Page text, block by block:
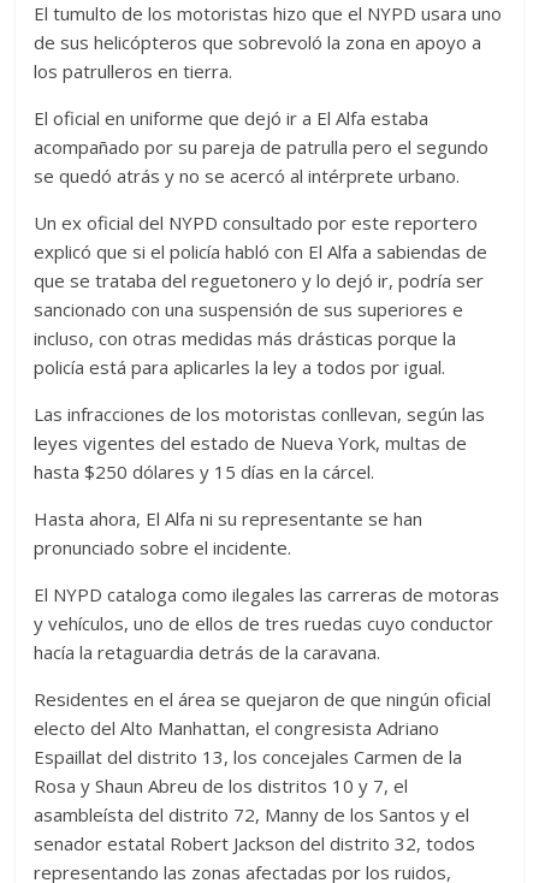
El tumulto de los motoristas hizo que el NYPD usara uno
de sus helicópteros que sobrevoló la zona en apoyo a
los patrulleros en tierra.
El oficial en uniforme que dejó ir a El Alfa estaba
acompañado por su pareja de patrulla pero el segundo
se quedó atrás y no se acercó al intérprete urbano.
Un ex oficial del NYPD consultado por este reportero
explicó que si el policía habló con El Alfa a sabiendas de
que se trataba del reguetonero y lo dejó ir, podría ser
sancionado con una suspensión de sus superiores e
incluso, con otras medidas más drásticas porque la
policía está para aplicarles la ley a todos por igual.
Las infracciones de los motoristas conllevan, según las
leyes vigentes del estado de Nueva York, multas de
hasta $250 dólares y 15 días en la cárcel.
Hasta ahora, El Alfa ni su representante se han
pronunciado sobre el incidente.
El NYPD cataloga como ilegales las carreras de motoras
y vehículos, uno de ellos de tres ruedas cuyo conductor
hacía la retaguardia detrás de la caravana.
Residentes en el área se quejaron de que ningún oficial
electo del Alto Manhattan, el congresista Adriano
Espaillat del distrito 13, los concejales Carmen de la
Rosa y Shaun Abreu de los distritos 10 y 7, el
asambleísta del distrito 72, Manny de los Santos y el
senador estatal Robert Jackson del distrito 32, todos
representando las zonas afectadas por los ruidos,